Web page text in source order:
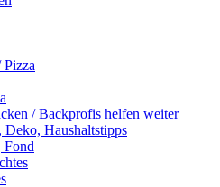
/ Backprofis helfen weiter
Deko, Haushaltstipps
Fond